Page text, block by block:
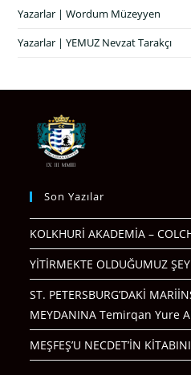
Yazarlar | Wordum Müzeyyen
Yazarlar | YEMUZ Nevzat Tarakçı
Son Yazılar
KOLKHURİ AKADEMİA –
YİTİRMEKTE OLDUĞUMUZ ŞEY
ST. PETERSBURG’DAKİ
MEYDANINA Temirqan Yure
MEŞFEŞ’U NECDET’İN